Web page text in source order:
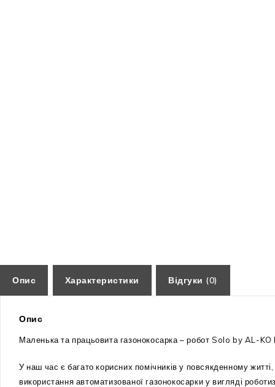
Опис Характеристики Відгуки (0)
Опис
Маленька та працьовита газонокосарка – робот Solo by AL-
У наш час є багато корисних помічників у повсякденному
використання автоматизованої газонокосарки у вигляді